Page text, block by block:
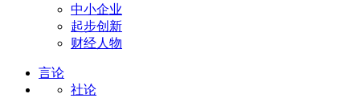
中小企业
起步创新
财经人物
言论
社论